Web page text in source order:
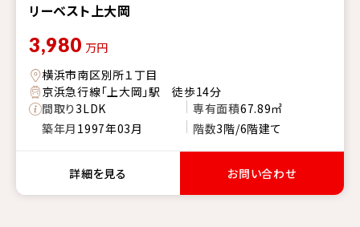
リーベスト上大岡
3,980 万円
横浜市南区別所１丁目
京浜急行線「上大岡」駅 徒歩14分
間取り3LDK 専有面積67.89㎡
築年月 1997年03月 階数3階/6階建て
詳細を見る お問い合わせ